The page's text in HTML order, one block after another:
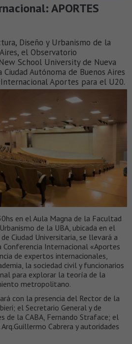
APORTES
Diseño y Urbanismo de la
el Observatorio
School University de Nueva
Autónoma de Buenos Aires
Aportes para el U20.
en el Aula Magna de la Facultad
de la UBA, ubicada en el
Ciudad Universitaria, se llevará a
Conferencia Internacional «Aportes
de expertos internacionales,
la sociedad civil y funcionarios
para explorar la teoría de la
metropolitano.
con la presencia del Rector de la
el Secretario General y de
de la CABA, Fernando Straface; el
Cabrera y autoridades